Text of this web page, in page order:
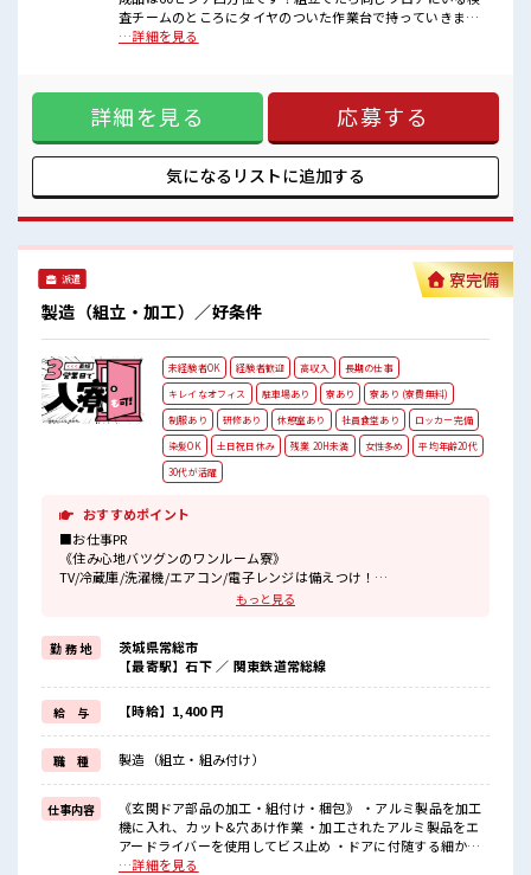
キバツ過ぎはNGですが髪のカラー&ピアスOK！
個人ロッカー・医務室・休憩室・無料駐車場あり！
査チームのところにタイヤのついた作業台で持っていきま
す！重い物は基本ないので安心です！ ■お仕事PR 【残業や休
作業台のモニターにマニュアルがあるのでマニュアルの順番
通りに組付けていけば完成します！ 工具を使って組立てま
す！ 初めてだと不安だと思いますが各作業台に呼び出しボタ
ンがあるので困った事があればボタンを押せば丁寧に教えて
くれるので安心ですよ！ 長期で働いている当社スタッフさん
も多数いらっしゃいます！ 作業服通勤OKなのでラクチン♪
中】 キレイに整備された職場！ 空調完備でカイテキ♪ キバツ
過ぎはNGですが髪のカラー&ピアスOK！ 個人ロッカー・医
…詳細を見る
詳細を見る 応募する
気になるリストに追加する
派遣
製造（組立・加工）／好条件
寮完備
未経験者OK 経験者歓迎 高収入
長期の仕事
キレイなオフィス
駐車場あり 寮あり
寮あり (寮費無料)
制服あり
研修あり 休憩室あり 社員食堂あり
ロッカー完備
染髪OK
土日祝日休み 残業 20H未満 女性多め
平均年齢20代
30代が活躍
おすすめポイント
■お仕事PR
《住み心地バツグンのワンルーム寮》
TV/冷蔵庫/洗濯機/エアコン/電子レンジは備えつけ！
寮には駐車場があるのでマイカーの持ち込みOK！
《住宅パーツの組立・部品付け・梱包のオシゴト》
あなたのライフスタイルに合わせて勤務時間が選べます♪
明るすぎたり奇抜すぎはNGですが基本的に髪型自由でOK(詳しくは
担当へ)☆
制服アリなのでナニ着ていこうか朝の悩みが解消♪
制服通勤OK！
最初は誰でも未経験スタート！
イチからスキルUP・ステップUPしていきましょう♪
一息つける休憩スペースもあります！
■職場の雰囲気
もっと見る
勤 務 地
茨城県常総市
【最寄駅】石下 ／ 関東鉄道常総線
給 与 【時給】1,400 円
職 種 製造（組立・組み付け）
仕事内容
《玄関ドア部品の加工・組付け・梱包》 ・アルミ製品を加工
機に入れ、カット&穴あけ作業 ・加工されたアルミ製品をエ
アードライバーを使用してビス止め ・ドアに付随する細かい
備品の組付け ・完成品の梱包 ※寮アリのお仕事！一人暮らし
…詳細を見る